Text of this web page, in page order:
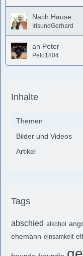
Nach Hause
IrisundGerhard
an Peter
Pelo1804
Inhalte
Themen
Bilder und Videos
Artikel
Tags
abschied alkohol
ehemann einsamkeit